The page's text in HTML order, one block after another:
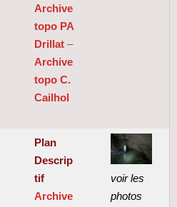
Archive
topo PA
Drillat –
Archive
topo C.
Cailhol
Plan
Descrip
tif
Archive
voir les
photos